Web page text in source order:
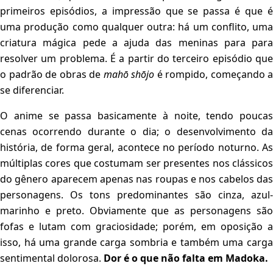
primeiros episódios, a impressão que se passa é que é
uma produção como qualquer outra: há um conflito, uma
criatura mágica pede a ajuda das meninas para para
resolver um problema. É a partir do terceiro episódio que
o padrão de obras de mahō shōjo é rompido, começando a
se diferenciar.
O anime se passa basicamente à noite, tendo poucas
cenas ocorrendo durante o dia; o desenvolvimento da
história, de forma geral, acontece no período noturno. As
múltiplas cores que costumam ser presentes nos clássicos
do gênero aparecem apenas nas roupas e nos cabelos das
personagens. Os tons predominantes são cinza, azul-
marinho e preto. Obviamente que as personagens são
fofas e lutam com graciosidade; porém, em oposição a
isso, há uma grande carga sombria e também uma carga
sentimental dolorosa. Dor é o que não falta em Madoka.